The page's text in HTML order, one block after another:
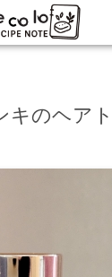
ローズマリーチ
キのヘア